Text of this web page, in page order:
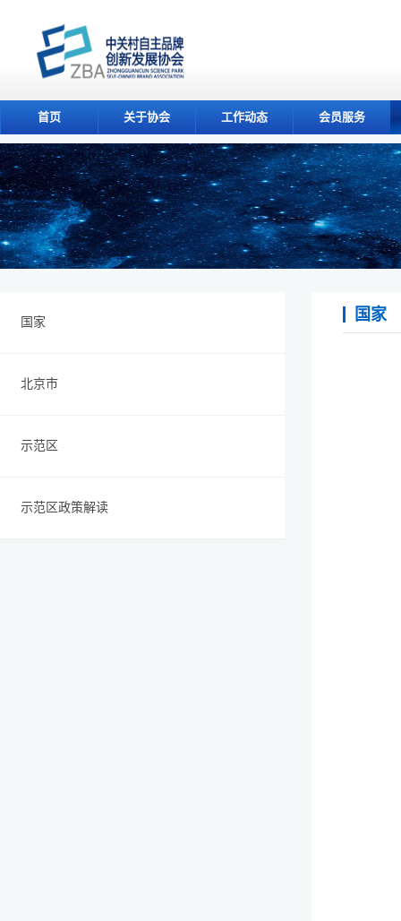
首页 关于协会 工作动态 会员服务
国家
北京市
示范区
示范区政策解读
国家